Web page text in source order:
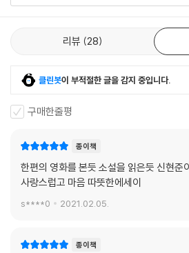
리뷰 28
클린봇이 부적절한 글을 감지 중입니다.
구매한줄평
종이책
한편의 영화를 본듯 소설을 읽은듯 신현준
사랑스럽고 마음 따뜻한에세이
s****0 2021.02.05.
종이책